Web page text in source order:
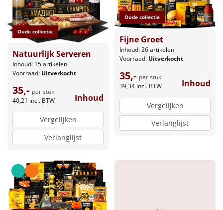
Oude collectie
Natuurlijk Serveren
Inhoud: 15 artikelen
Voorraad: Uitverkocht
35,- per stuk
40,21 incl. BTW Inhoud
Vergelijken
Verlanglijst
Oude collectie
Fijne Groet
Inhoud: 26 artikelen
Voorraad: Uitverkocht
35,- per stuk
39,34 incl. BTW Inhoud
Vergelijken
Verlanglijst